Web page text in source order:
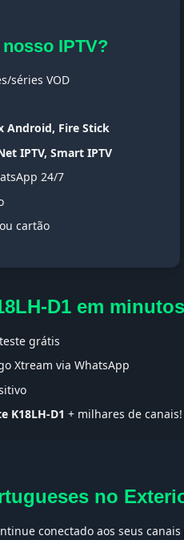
IPTV?
séries VOD
Android, Fire Stick
IPTV, Smart IPTV
24/7
cartão
D1 em minutos
grátis
Xtream via WhatsApp
K18LH-D1 + milhares de canais!
no
conectado aos seus